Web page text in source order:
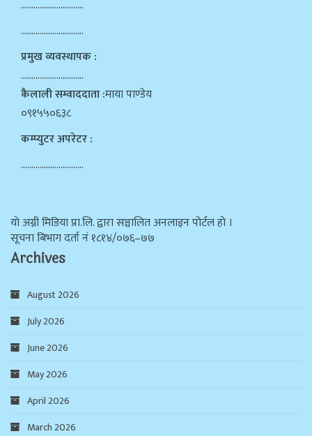
…………………………
…………………………
प्रमुख व्यवस्थापक :
…………………………
कैलाली सम्वाददाता :माया पाण्डेय
०९१५५०६३८
कम्प्युटर अपरेटर :
…………………………
याे अग्नी मिडिया प्रा.लि. द्वारा सञ्चालित अनलाइन पोर्टल हो ।
सूचना बिभाग दर्ता न‌ं १८१४/०७६–७७
Archives
August 2026
July 2026
June 2026
May 2026
April 2026
March 2026